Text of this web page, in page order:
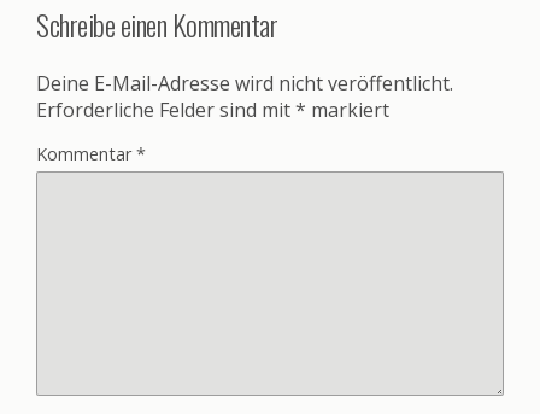
Schreibe einen Kommentar
Deine E-Mail-Adresse wird nicht veröffentlicht.
Erforderliche Felder sind mit* markiert
Kommentar*